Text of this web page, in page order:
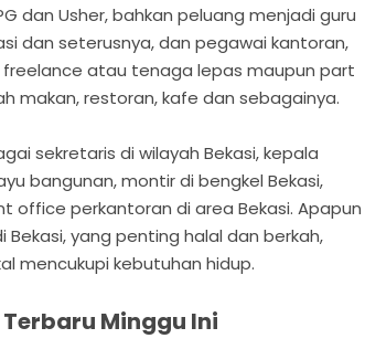
dan Usher, bahkan peluang menjadi guru
dan seterusnya, dan pegawai kantoran,
freelance atau tenaga lepas maupun part
makan, restoran, kafe dan sebagainya.
sekretaris di wilayah Bekasi, kepala
bangunan, montir di bengkel Bekasi,
office perkantoran di area Bekasi. Apapun
yang penting halal dan berkah,
mencukupi kebutuhan hidup.
Minggu Ini